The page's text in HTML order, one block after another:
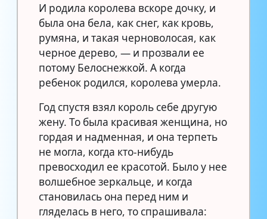
И родила королева вскоре дочку, и
была она бела, как снег, как кровь,
румяна, и такая черноволосая, как
черное дерево, — и прозвали ее
потому Белоснежкой. А когда
ребенок родился, королева умерла.
Год спустя взял король себе другую
жену. То была красивая женщина, но
гордая и надменная, и она терпеть
не могла, когда кто-нибудь
превосходил ее красотой. Было у нее
волшебное зеркальце, и когда
становилась она перед ним и
гляделась в него, то спрашивала: